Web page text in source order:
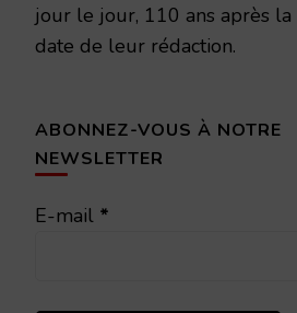
jour le jour, 110 ans après la
date de leur rédaction.
ABONNEZ-VOUS À NOTRE
NEWSLETTER
E-mail *